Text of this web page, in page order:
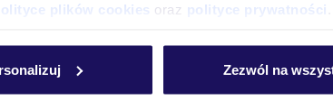
plików cookies oraz polityce prywatności
Zezwól na
środowiska